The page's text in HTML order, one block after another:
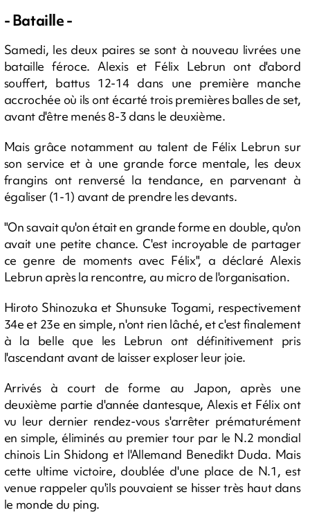
- Bataille -
Samedi, les deux paires se sont à nouveau livrées une
bataille féroce. Alexis et Félix Lebrun ont d'abord
souffert, battus 12-14 dans une première manche
accrochée où ils ont écarté trois premières balles de set,
avant d'être menés 8-3 dans le deuxième.
Mais grâce notamment au talent de Félix Lebrun sur
son service et à une grande force mentale, les deux
frangins ont renversé la tendance, en parvenant à
égaliser (1-1) avant de prendre les devants.
"On savait qu'on était en grande forme en double, qu'on
avait une petite chance. C'est incroyable de partager
ce genre de moments avec Félix", a déclaré Alexis
Lebrun après la rencontre, au micro de l'organisation.
Hiroto Shinozuka et Shunsuke Togami, respectivement
34e et 23e en simple, n'ont rien lâché, et c'est finalement
à la belle que les Lebrun ont définitivement pris
l'ascendant avant de laisser exploser leur joie.
Arrivés à court de forme au Japon, après une
deuxième partie d'année dantesque, Alexis et Félix ont
vu leur dernier rendez-vous s'arrêter prématurément
en simple, éliminés au premier tour par le N.2 mondial
chinois Lin Shidong et l'Allemand Benedikt Duda. Mais
cette ultime victoire, doublée d'une place de N.1, est
venue rappeler qu'ils pouvaient se hisser très haut dans
le monde du ping.